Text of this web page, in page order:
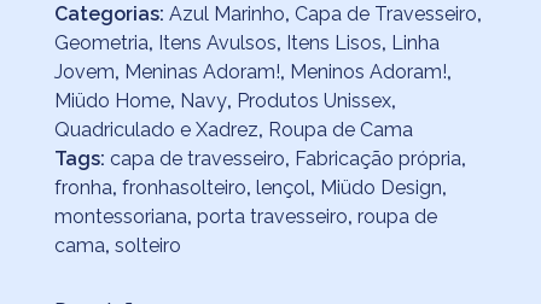
Categorias: Azul Marinho, Capa de Travesseiro,
Geometria, Itens Avulsos, Itens Lisos, Linha
Jovem, Meninas Adoram!, Meninos Adoram!,
Miüdo Home, Navy, Produtos Unissex,
Quadriculado e Xadrez, Roupa de Cama
Tags: capa de travesseiro, Fabricação própria,
fronha, fronhasolteiro, lençol, Miüdo Design,
montessoriana, porta travesseiro, roupa de
cama, solteiro